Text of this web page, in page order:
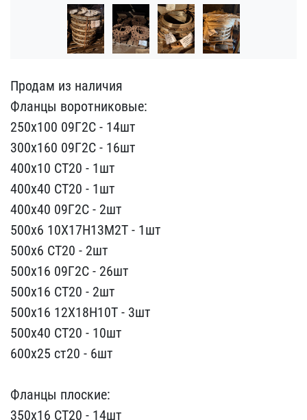
Продам из наличия
Фланц​ы воротниковые:
250х100 ​09Г2С - 14шт
300х160 09Г​2С - 16шт
400х10 СТ20 - ​1шт
400х40 СТ20 - 1шт
40​0х40 09Г2С - 2шт
500х6 1​0Х17Н13М2Т - 1шт
500х6 С​Т20 - 2шт
500х16 09Г2С -​ 26шт
500х16 СТ20 - 2шт
​500х16 12Х18Н10Т - 3шт
5​00х40 СТ20 - 10шт
600х25​ ст20 - 6шт
Фланцы плос​кие:
350х16 СТ20 - 14шт